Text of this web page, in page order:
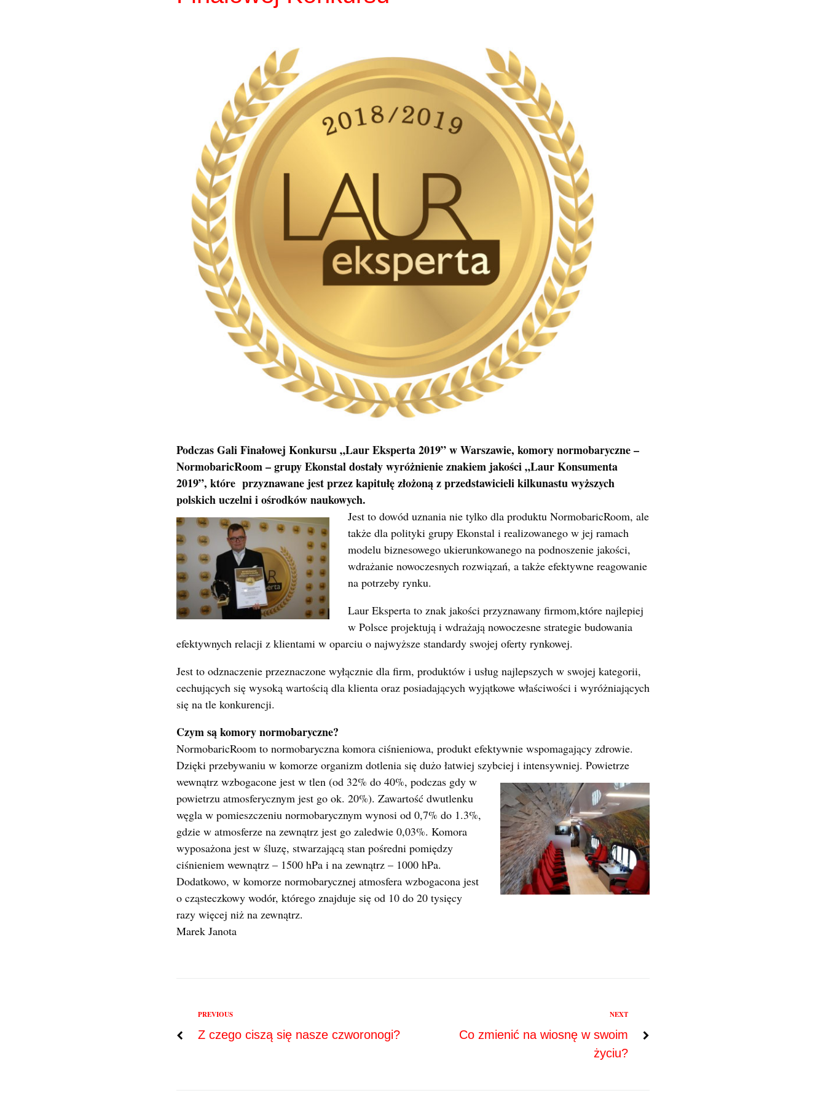
Podczas Gali Finałowej Konkursu „Laur Eksperta 2019” w Warszawie, komory normobaryczne –
NormobaricRoom – grupy Ekonstal dostały wyróżnienie znakiem jakości „Laur Konsumenta
2019”, które przyznawane jest przez kapitułę złożoną z przedstawicieli kilkunastu wyższych
polskich uczelni i ośrodków naukowych.
Jest to dowód uznania nie tylko dla produktu NormobaricRoom, ale
także dla polityki grupy Ekonstal i realizowanego w jej ramach
modelu biznesowego ukierunkowanego na podnoszenie jakości,
wdrażanie nowoczesnych rozwiązań, a także efektywne reagowanie
na potrzeby rynku.
Laur Eksperta to znak jakości przyznawany firmom,które najlepiej
w Polsce projektują i wdrażają nowoczesne strategie budowania
efektywnych relacji z klientami w oparciu o najwyższe standardy swojej oferty rynkowej.
Jest to odznaczenie przeznaczone wyłącznie dla firm, produktów i usług najlepszych w swojej kategorii,
cechujących się wysoką wartością dla klienta oraz posiadających wyjątkowe właściwości i wyróżniających
się na tle konkurencji.
Czym są komory normobaryczne?
NormobaricRoom to normobaryczna komora ciśnieniowa, produkt efektywnie wspomagający zdrowie.
Dzięki przebywaniu w komorze organizm dotlenia się dużo łatwiej szybciej i intensywniej. Powietrze
wewnątrz wzbogacone jest w tlen (od 32% do 40%, podczas gdy w
powietrzu atmosferycznym jest go ok. 20%). Zawartość dwutlenku
węgla w pomieszczeniu normobarycznym wynosi od 0,7% do 1.3%,
gdzie w atmosferze na zewnątrz jest go zaledwie 0,03%. Komora
wyposażona jest w śluzę, stwarzającą stan pośredni pomiędzy
ciśnieniem wewnątrz – 1500 hPa i na zewnątrz – 1000 hPa.
Dodatkowo, w komorze normobarycznej atmosfera wzbogacona jest
o cząsteczkowy wodór, którego znajduje się od 10 do 20 tysięcy
razy więcej niż na zewnątrz.
Marek Janota
Nawigacja
Previous
PREVIOUS
Z czego ciszą się nasze czworonogi?
NEXT
Co zmienić na wiosnę w swoim
życiu?